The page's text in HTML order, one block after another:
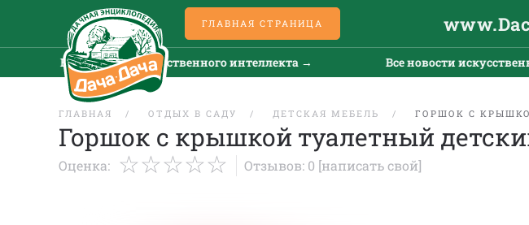
ГЛАВНАЯ СТРАНИЦА
Все новости искусственного интеллекта → Все новости
ГЛАВНАЯ ОТДЫХ В САДУ ДЕТСКАЯ МЕБЕЛЬ ГОРШОК С
Горшок с крышкой туалетный
Оценка: Отзывов: 0 [написать свой]